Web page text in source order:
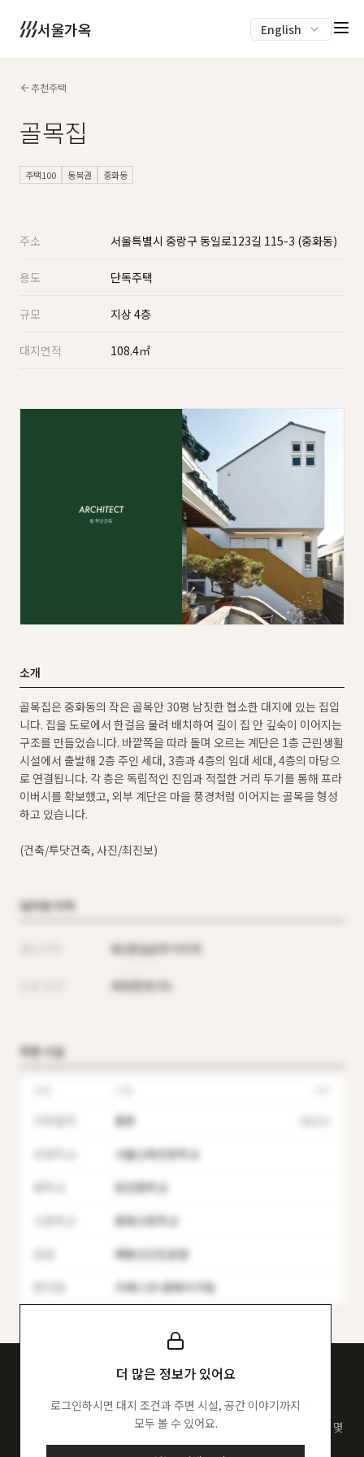
서울가옥 English
추천주택
골목집
주택100 동북권 중화동
주소 서울특별시 중랑구 동일로123길 115-3 (중화동)
용도 단독주택
규모 지상 4층
대지면적 108.4㎡
소개
골목집은 중화동의 작은 골목안 30평 남짓한 협소한 대지에 있는 집입
니다. 집을 도로에서 한걸음 물려 배치하여 길이 집 안 깊숙이 이어지는
구조를 만들었습니다. 바깥쪽을 따라 돌며 오르는 계단은 1층 근린생활
시설에서 출발해 2층 주인 세대, 3층과 4층의 임대 세대, 4층의 마당으
로 연결됩니다. 각 층은 독립적인 진입과 적절한 거리 두기를 통해 프라
이버시를 확보했고, 외부 계단은 마을 풍경처럼 이어지는 골목을 형성
하고 있습니다.
(건축/투닷건축, 사진/최진보)
대지와 지역
제2종일반주거지역
세로한면(가)
주변 시설
중랑
서울신묵초등학교
장안중학교
중화고등학교
배봉산근린공원
지에스25 중화지구점
더 많은 정보가 있어요
로그인하시면 대지 조건과 주변 시설, 공간 이야기까지
모두 볼 수 있어요.
서울가옥 엔진은 이 100채의 도면으로 검증됐어요. 내 필지에 몇 층, 몇
세대가 가능한지 먼저 계산해 보세요.